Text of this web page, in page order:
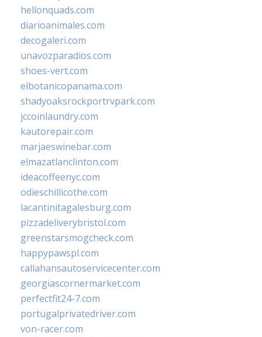
hellonquads.com
diarioanimales.com
decogaleri.com
unavozparadios.com
shoes-vert.com
elbotanicopanama.com
shadyoaksrockportrvpark.com
jccoinlaundry.com
kautorepair.com
marjaeswinebar.com
elmazatlanclinton.com
ideacoffeenyc.com
odieschillicothe.com
lacantinitagalesburg.com
pizzadeliverybristol.com
greenstarsmogcheck.com
happypawspl.com
callahansautoservicecenter.com
georgiascornermarket.com
perfectfit24-7.com
portugalprivatedriver.com
von-racer.com